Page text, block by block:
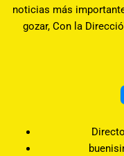
noticias más
gozar, Con la